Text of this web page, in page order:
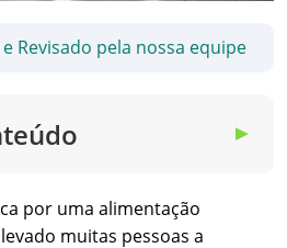
Revisado pela nossa equipe
▼
por uma alimentação
muitas pessoas a